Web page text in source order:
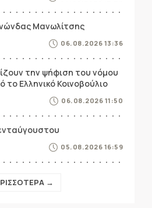
Μανωλίτσης
06.08.2026 13:36
την ψήφιση του νόμου
το Ελληνικό Κοινοβούλιο
06.08.2026 11:50
05.08.2026 16:59
→